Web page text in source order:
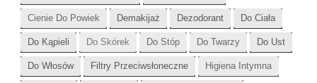
Cienie Do Powiek Demakijaż Dezodorant Do Ciała
Do Kąpieli Do Skórek Do Stóp Do Twarzy Do Ust
Do Włosów Filtry Przeciwsłoneczne Higiena Intymna